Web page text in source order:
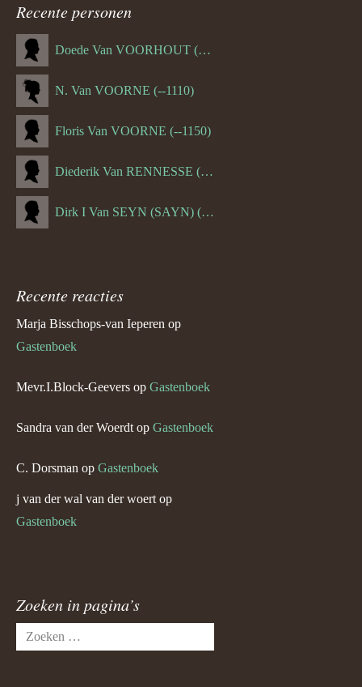
Recente personen
Doede Van VOORHOUT (Van FORNEHOLT) (--1101)
N. Van VOORNE (--1110)
Floris Van VOORNE (--1150)
Diederik Van RENNESSE (--1144)
Dirk I Van SEYN (SAYN) (--1120)
Recente reacties
Marja Bisschops-van Ieperen op
Gastenboek
Mevr.I.Block-Geevers op Gastenboek
Sandra van der Woerdt op Gastenboek
C. Dorsman op Gastenboek
j van der wal van der woert op
Gastenboek
Zoeken in pagina’s
Zoeken
naar: